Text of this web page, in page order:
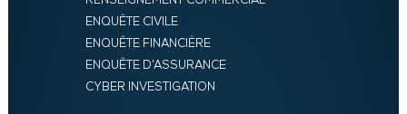
ENQUÊTE CIVILE
ENQUÊTE FINANCIÈRE
ENQUÊTE D’ASSURANCE
CYBER INVESTIGATION